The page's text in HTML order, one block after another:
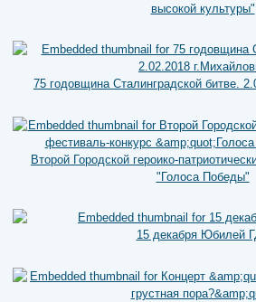
высокой культуры"
75 годовщина Сталинградской битве.
Второй Городской героико-
"Голоса Победы"
15 декабря Юбилей